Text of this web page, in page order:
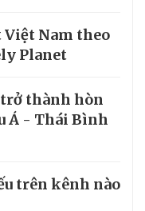
Việt Nam theo
Planet
trở thành hòn
Á - Thái Bình
trên kênh nào